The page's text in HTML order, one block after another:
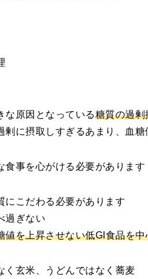
な原因となっている糖質の過剰
剰に摂取しすぎるあまり、血
食事を心がける必要があります
にこだわる必要があります
過ぎない
値を上昇させない低GI食品を
く玄米、うどんではなく蕎麦